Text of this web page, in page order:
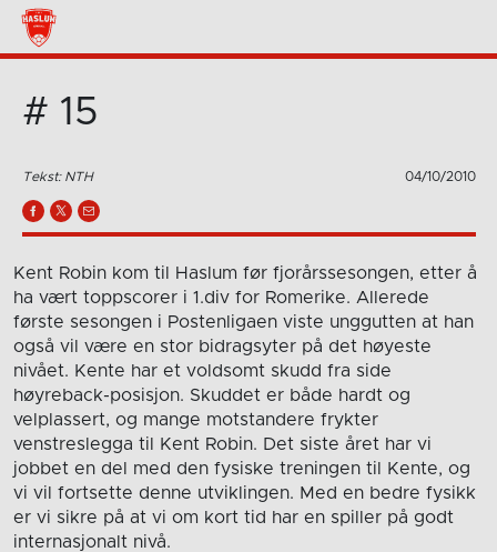
# 15
Tekst: NTH 04/10/2010
Kent Robin kom til Haslum før fjorårssesongen, etter å
ha vært toppscorer i 1.div for Romerike. Allerede
første sesongen i Postenligaen viste unggutten at han
også vil være en stor bidragsyter på det høyeste
nivået. Kente har et voldsomt skudd fra side
høyreback-posisjon. Skuddet er både hardt og
velplassert, og mange motstandere frykter
venstreslegga til Kent Robin. Det siste året har vi
jobbet en del med den fysiske treningen til Kente, og
vi vil fortsette denne utviklingen. Med en bedre fysikk
er vi sikre på at vi om kort tid har en spiller på godt
internasjonalt nivå.